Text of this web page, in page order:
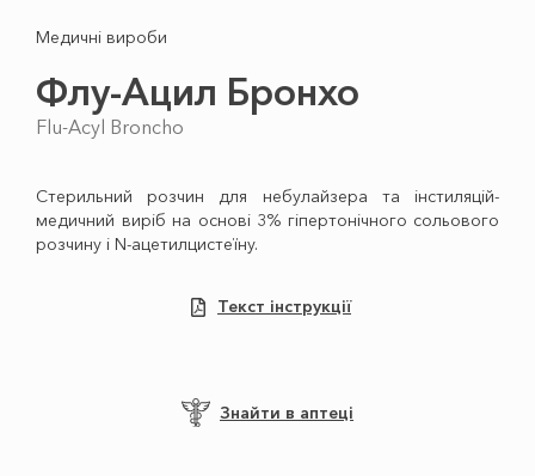
Медичні вироби
Флу-Ацил Бронхо
Flu-Acyl Broncho
Стерильний розчин для небулайзера та інстиляцій-
медичний виріб на основі 3% гіпертонічного сольового
розчину і N-ацетилцистеїну.
Текст інструкції
Знайти в аптеці